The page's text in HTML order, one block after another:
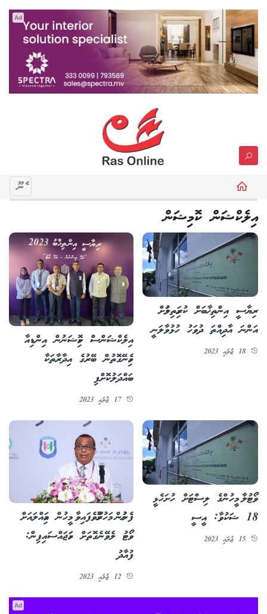
Ad
މެނޫ
އިލެކްޝަން ކޮމިޝަން
ރިޔާސީ އިންތިޚާބަށް ކުރިމަތިލުމަށް
އަންނަ އާދިއްތަ ދުވަހު ހުޅުވާލަނީ
18 ޖުލައި 2023
އިލެކްޝަންސް ކޮމިޝަނުން އިންޑިއާ
ހިމެނޭގޮތުން ބޭރުގެ އިދާރާތަކާ
ބައްދަލުކޮށްފި
17 ޖުލައި 2023
ވޯޓުލާ މީހުންގެ ލިސްޓަށް ހުށަހެޅީ
18 ޝަކުވާ: އީސީ
15 ޖުލައި 2023
ފެނުމުން މަހުރޫމްވެފައިވާ މީހުން އަމިއްލައަށް
ވޯޓު ލެވޭނެގޮތަށް ހަމަޖައްސައިފިން:
ފުއާދު
Ad